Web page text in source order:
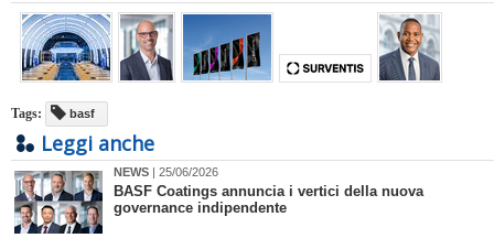
Tags: basf
Leggi anche
NEWS | 25/06/2026
BASF Coatings annuncia i vertici della nuova
governance indipendente